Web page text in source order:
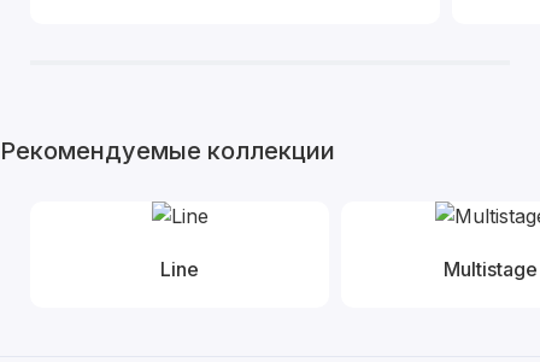
Рекомендуемые коллекции
Line Multistage